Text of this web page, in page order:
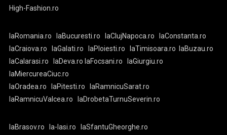
High-Fashion.ro
laRomania.ro laBucuresti.ro laClujNapoca.ro
laConstanta.ro
laCraiova.ro
laGalati.ro laPloiesti.ro laTimisoara.ro
laBuzau.ro
laCalarasi.ro
laDeva.ro laFocsani.ro
laGiurgiu.ro
laMiercureaCiuc.ro
laOradea.ro
laPitesti.ro
laRamnicuSarat.ro
laRamnicuValcea.ro
laDrobetaTurnuSeverin.ro
laBrasov.ro la-Iasi.ro
laSfantuGheorghe.ro